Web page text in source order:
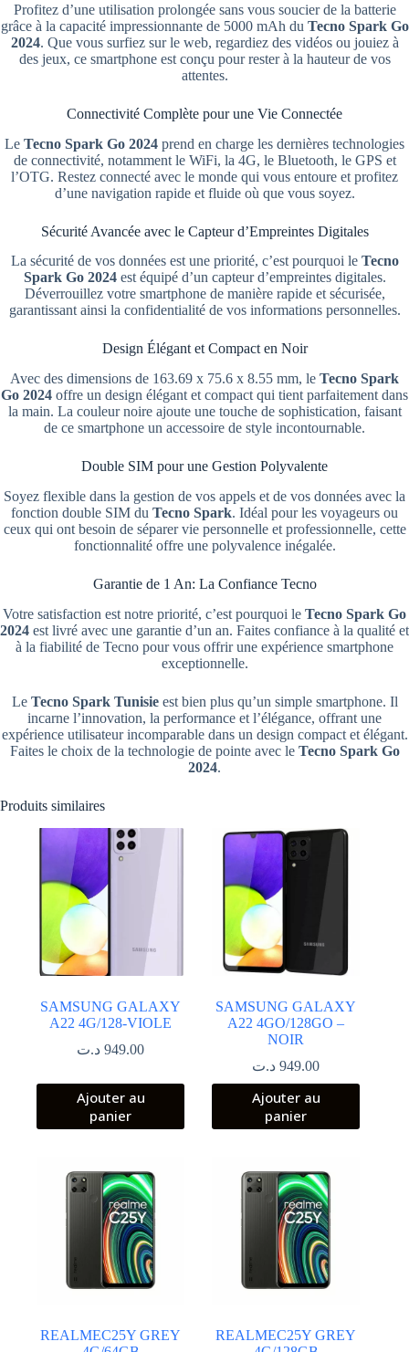
Profitez d’une utilisation prolongée sans vous soucier de la batterie
grâce à la capacité impressionnante de 5000 mAh du Tecno Spark Go
2024. Que vous surfiez sur le web, regardiez des vidéos ou jouiez à
des jeux, ce smartphone est conçu pour rester à la hauteur de vos
attentes.
Connectivité Complète pour une Vie Connectée
Le Tecno Spark Go 2024 prend en charge les dernières technologies
de connectivité, notamment le WiFi, la 4G, le Bluetooth, le GPS et
l’OTG. Restez connecté avec le monde qui vous entoure et profitez
d’une navigation rapide et fluide où que vous soyez.
Sécurité Avancée avec le Capteur d’Empreintes Digitales
La sécurité de vos données est une priorité, c’est pourquoi le Tecno
Spark Go 2024est équipé d’un capteur d’empreintes digitales.
Déverrouillez votre smartphone de manière rapide et sécurisée,
garantissant ainsi la confidentialité de vos informations personnelles.
Design Élégant et Compact en Noir
Avec des dimensions de 163.69 x 75.6 x 8.55 mm, le Tecno Spark
Go 2024 offre un design élégant et compact qui tient parfaitement dans
la main. La couleur noire ajoute une touche de sophistication, faisant
de ce smartphone un accessoire de style incontournable.
Double SIM pour une Gestion Polyvalente
Soyez flexible dans la gestion de vos appels et de vos données avec la
fonction double SIM du Tecno Spark. Idéal pour les voyageurs ou
ceux qui ont besoin de séparer vie personnelle et professionnelle, cette
fonctionnalité offre une polyvalence inégalée.
Garantie de 1 An: La Confiance Tecno
Votre satisfaction est notre priorité, c’est pourquoi le Tecno Spark Go
2024 est livré avec une garantie d’un an. Faites confiance à la qualité et
à la fiabilité de Tecno pour vous offrir une expérience smartphone
exceptionnelle.
Le Tecno Spark Tunisieest bien plus qu’un simple smartphone. Il
incarne l’innovation, la performance et l’élégance, offrant une
expérience utilisateur incomparable dans un design compact et élégant.
Faites le choix de la technologie de pointe avec le Tecno Spark Go
2024.
Produits similaires
SAMSUNG GALAXY
A22 4G/128-VIOLE
949.00 د.ت
Ajouter au
panier
SAMSUNG GALAXY
A22 4GO/128GO –
NOIR
949.00 د.ت
Ajouter au
panier
REALMEC25Y GREY
REALMEC25Y GREY